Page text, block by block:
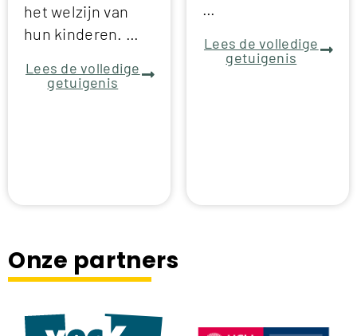
het welzijn van
hun kinderen. …
Lees de volledige
getuigenis
Lees de volledige
getuigenis
Onze partners